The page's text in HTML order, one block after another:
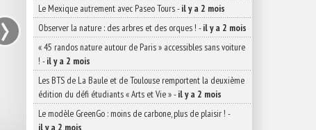
›
Le Mexique autrement avec Paseo Tours-il y a 2 mois
Observer la nature : des arbres et des orques ! -il y a 2 mois
« 45 randos nature autour de Paris » accessibles sans voiture
! -il y a 2 mois
Les BTS de La Baule et de Toulouse remportent la deuxième
édition du défi étudiants « Arts et Vie »-il y a 2 mois
Le modèle GreenGo : moins de carbone, plus de plaisir ! -
il y a 2 mois